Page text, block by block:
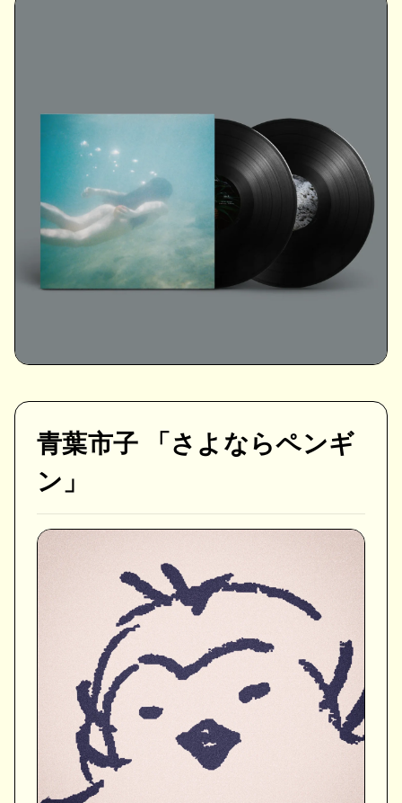
青葉市子 「さよならペンギ
ン」